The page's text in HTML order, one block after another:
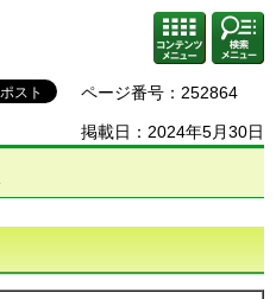
コンテ
ンツメ
ニュー
検索・
共通メ
ニュー
ページ番号：252864
掲載日：2024年5月30日